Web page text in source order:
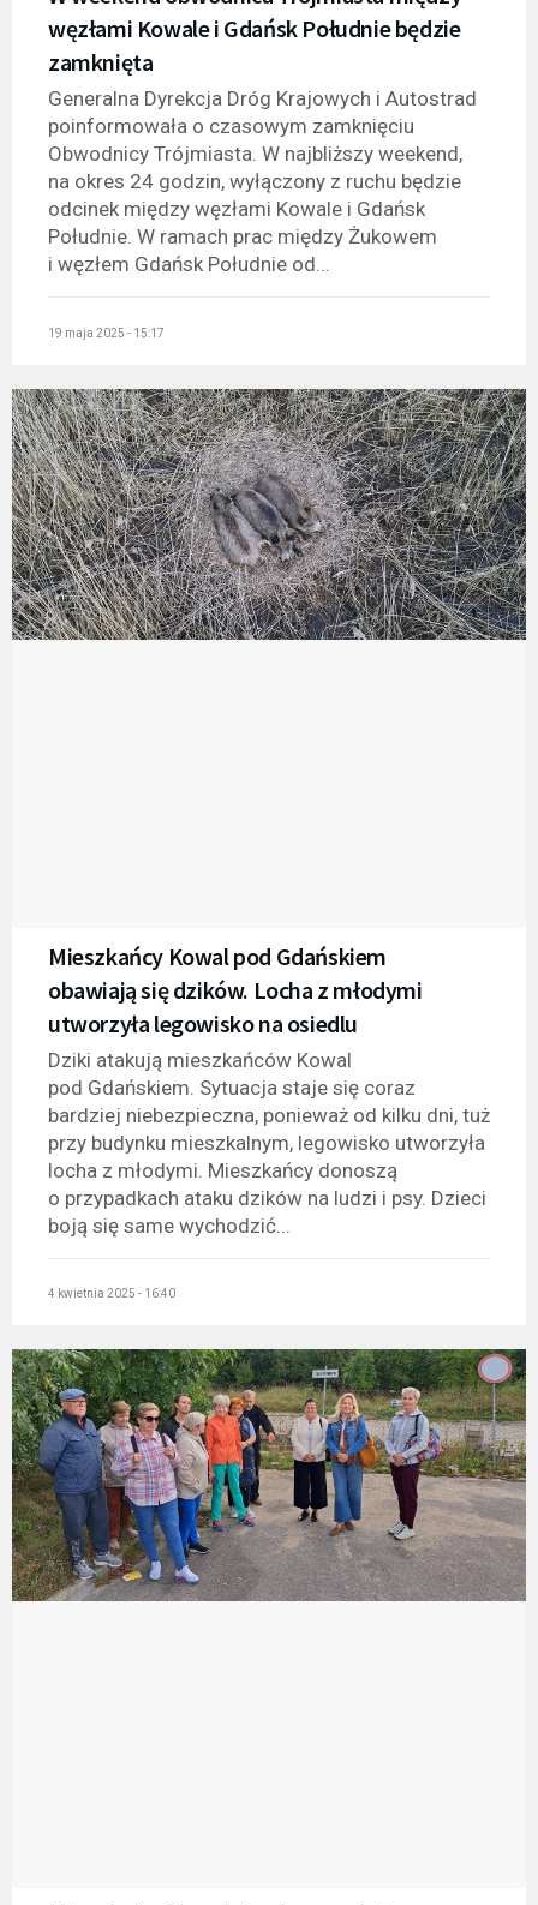
węzłami Kowale i Gdańsk Południe będzie
zamknięta
Generalna Dyrekcja Dróg Krajowych i Autostrad
poinformowała o czasowym zamknięciu
Obwodnicy Trójmiasta. W najbliższy weekend,
na okres 24 godzin, wyłączony z ruchu będzie
odcinek między węzłami Kowale i Gdańsk
Południe. W ramach prac między Żukowem
i węzłem Gdańsk Południe od...
19 maja 2025 - 15:17
Mieszkańcy Kowal pod Gdańskiem
obawiają się dzików. Locha z młodymi
utworzyła legowisko na osiedlu
Dziki atakują mieszkańców Kowal
pod Gdańskiem. Sytuacja staje się coraz
bardziej niebezpieczna, ponieważ od kilku dni, tuż
przy budynku mieszkalnym, legowisko utworzyła
locha z młodymi. Mieszkańcy donoszą
o przypadkach ataku dzików na ludzi i psy. Dzieci
boją się same wychodzić...
4 kwietnia 2025 - 16:40